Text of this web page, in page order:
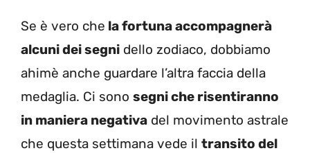
Se è vero che la fortuna accompagnerà
alcuni dei segni dello zodiaco, dobbiamo
ahimè anche guardare l’altra faccia della
medaglia. Ci sono segni che risentiranno
in maniera negativa del movimento astrale
che questa settimana vede il transito del